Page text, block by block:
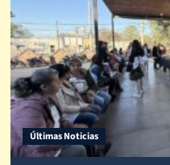
Últimas Noticias